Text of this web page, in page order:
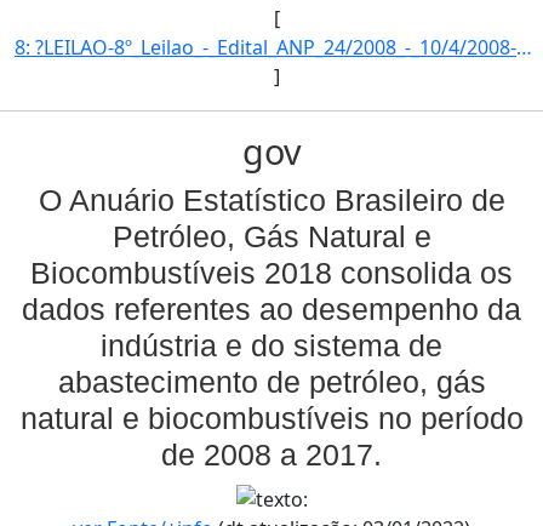
[
8: ?LEILAO-8º_Leilao_-_Edital_ANP_24/2008_-_10/4/2008-FASE_DA_MISTURA-Fase_da_mistura_obrigatoria_(2%_d]
]
gov
O Anuário Estatístico Brasileiro de
Petróleo, Gás Natural e
Biocombustíveis 2018 consolida os
dados referentes ao desempenho da
indústria e do sistema de
abastecimento de petróleo, gás
natural e biocombustíveis no período
de 2008 a 2017.